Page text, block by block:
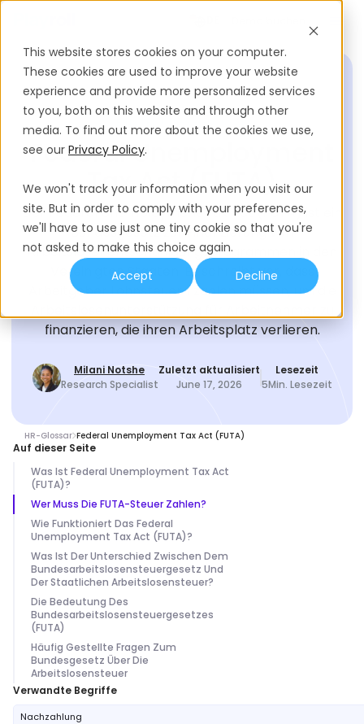
This website stores cookies on your computer.
These cookies are used to improve your website
experience and provide more personalized services
to you, both on this website and through other
media. To find out more about the cookies we use,
see our Privacy Policy.
We won't track your information when you visit our
site. But in order to comply with your preferences,
we'll have to use just one tiny cookie so that you're
not asked to make this choice again.
Accept
Decline
EINSTELLUNGS-GLOSSAR
Federal Unemployment
Tax Act (FUTA)
Der Federal Unemployment Tax Act (FUTA) ist ein
Bundesgesetz zur Finanzierung von
Arbeitslosenentschädigungsprogrammen in den
Vereinigten Staaten. Es schreibt vor, dass
Arbeitgeber Lohnsteuern zahlen müssen, um die
finanzieren, die ihren Arbeitsplatz verlieren.
Milani Notshe
Research Specialist
Zuletzt aktualisiert
June 17, 2026
Lesezeit
5Min. Lesezeit
HR-Glossar Federal Unemployment Tax Act (FUTA)
Auf dieser Seite
Was Ist Federal Unemployment Tax Act
(FUTA)?
Wer Muss Die FUTA-Steuer Zahlen?
Wie Funktioniert Das Federal
Unemployment Tax Act (FUTA)?
Was Ist Der Unterschied Zwischen Dem
Bundesarbeitslosensteuergesetz Und
Der Staatlichen Arbeitslosensteuer?
Die Bedeutung Des
Bundesarbeitslosensteuergesetzes
(FUTA)
Häufig Gestellte Fragen Zum
Bundesgesetz Über Die
Arbeitslosensteuer
Verwandte Begriffe
Nachzahlung